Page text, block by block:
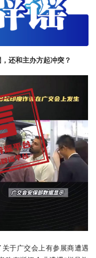
还和主办方起冲突？
于广交会上有参展商遭遇